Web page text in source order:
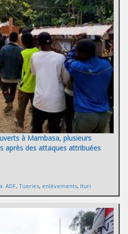
à Mambasa, plusieurs
après des attaques attribuées
ADF, Tueries, enlèvements, Ituri